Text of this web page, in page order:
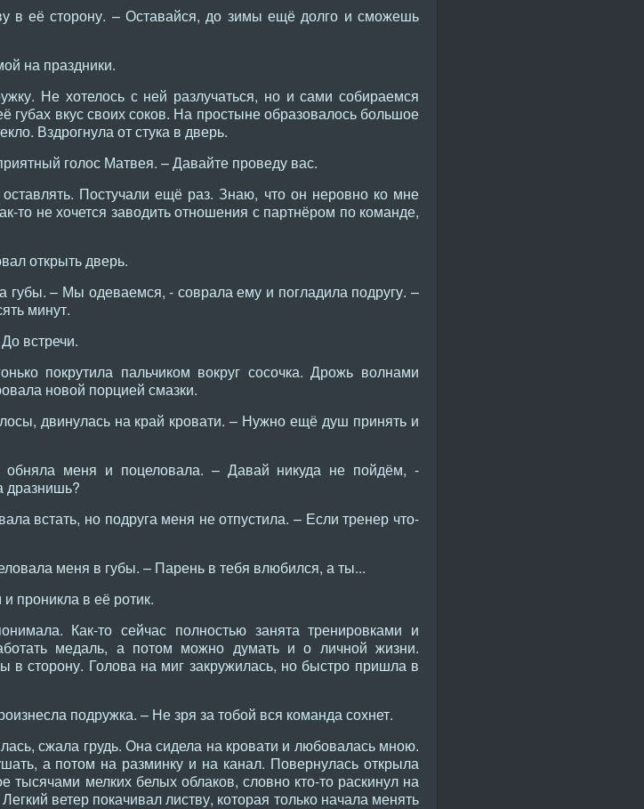
в её сторону. – Оставайся, до зимы ещё долго и сможешь
на праздники.
Не хотелось с ней разлучаться, но и сами собираемся
вкус своих соков. На простыне образовалось большое
Вздрогнула от стука в дверь.
голос Матвея. – Давайте проведу вас.
Постучали ещё раз. Знаю, что он неровно ко мне
не хочется заводить отношения с партнёром по команде,
открыть дверь.
– Мы одеваемся, - соврала ему и погладила подругу. –
минут.
встречи.
покрутила пальчиком вокруг сосочка. Дрожь волнами
новой порцией смазки.
двинулась на край кровати. – Нужно ещё душ принять и
меня и поцеловала. – Давай никуда не пойдём, -
дразнишь?
встать, но подруга меня не отпустила. – Если тренер что-
меня в губы. – Парень в тебя влюбился, а ты...
проникла в её ротик.
Как-то сейчас полностью занята тренировками и
медаль, а потом можно думать и о личной жизни.
в сторону. Голова на миг закружилась, но быстро пришла в
подружка. – Не зря за тобой вся команда сохнет.
сжала грудь. Она сидела на кровати и любовалась мною.
а потом на разминку и на канал. Повернулась открыла
мелких белых облаков, словно кто-то раскинул на
ветер покачивал листву, которая только начала менять